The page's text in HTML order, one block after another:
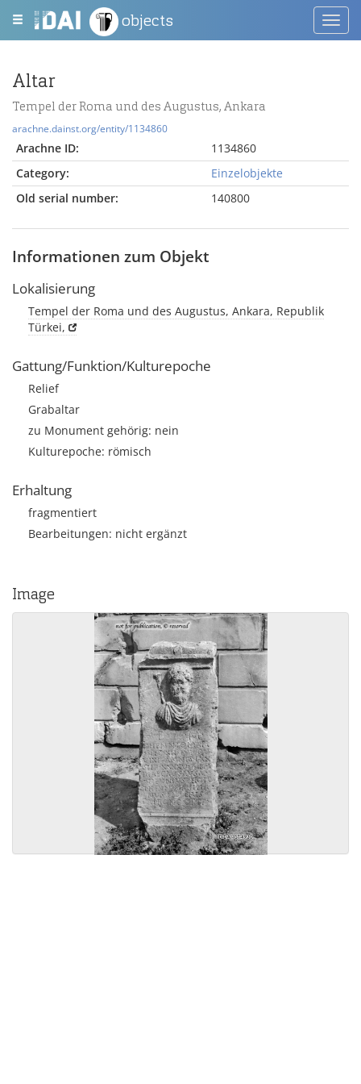
objects
Altar
Tempel der Roma und des Augustus, Ankara
arachne.dainst.org/entity/1134860
Arachne ID:
1134860
Category:
Einzelobjekte
Old serial number:
140800
Informationen zum Objekt
Lokalisierung
Tempel der Roma und des Augustus, Ankara, Republik
Türkei,
Gattung/Funktion/Kulturepoche
Relief
Grabaltar
zu Monument gehörig: nein
Kulturepoche: römisch
Erhaltung
fragmentiert
Bearbeitungen: nicht ergänzt
Image